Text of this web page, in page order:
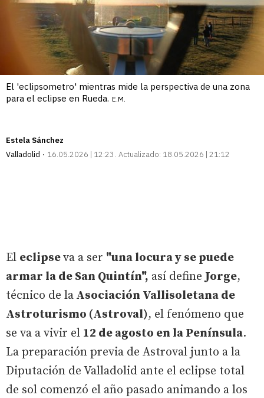
El 'eclipsometro' mientras mide la perspectiva de una zona
para el eclipse en Rueda. E.M.
Estela Sánchez
Valladolid
16.05.2026 | 12:23 Actualizado: 18.05.2026 | 21:12
El eclipseva a ser "una locura y se puede
armar la de San Quintín", así define Jorge,
técnico de la Asociación Vallisoletana de
Astroturismo (Astroval), el fenómeno que
se va a vivir el 12 de agosto en la Península.
La preparación previa de Astroval junto a la
Diputación de Valladolid ante el eclipse total
de sol comenzó el año pasado animando a los